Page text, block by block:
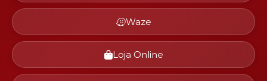
Waze
Loja Online